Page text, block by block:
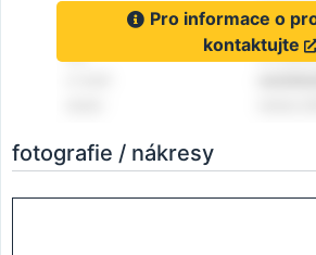
Pro informace o
kontaktujte
fotografie / nákresy